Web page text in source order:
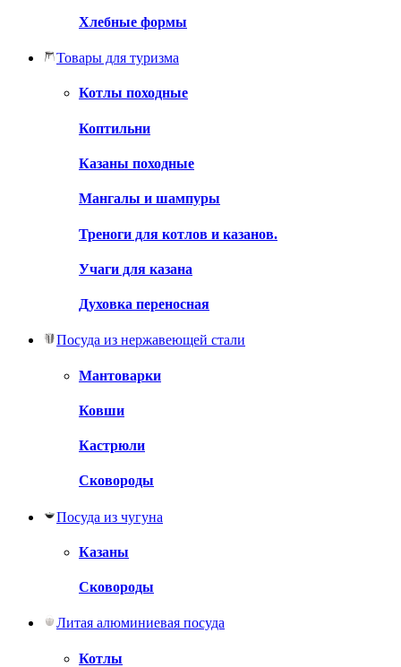
Хлебные формы
Товары для туризма
Котлы походные
Коптильни
Казаны походные
Мангалы и шампуры
Треноги для котлов и казанов.
Учаги для казана
Духовка переносная
Посуда из нержавеющей стали
Мантоварки
Ковши
Кастрюли
Сковороды
Посуда из чугуна
Казаны
Сковороды
Литая алюминиевая посуда
Котлы